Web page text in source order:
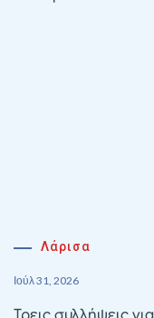
Λάρισα
Ιούλ 31, 2026